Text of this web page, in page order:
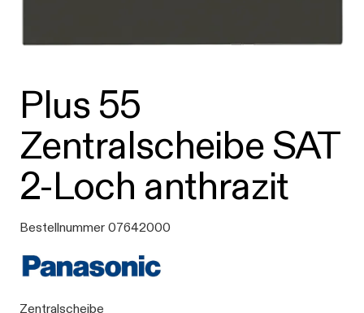
Plus 55
Zentralscheibe SAT
2-Loch anthrazit
Bestellnummer 07642000
Zentralscheibe